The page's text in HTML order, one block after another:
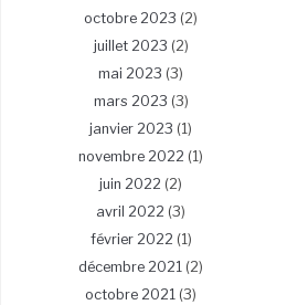
octobre 2023 (2)
juillet 2023 (2)
mai 2023 (3)
mars 2023 (3)
janvier 2023 (1)
novembre 2022 (1)
juin 2022 (2)
avril 2022 (3)
février 2022 (1)
décembre 2021 (2)
octobre 2021 (3)